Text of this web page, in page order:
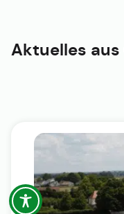
Aktuelles aus